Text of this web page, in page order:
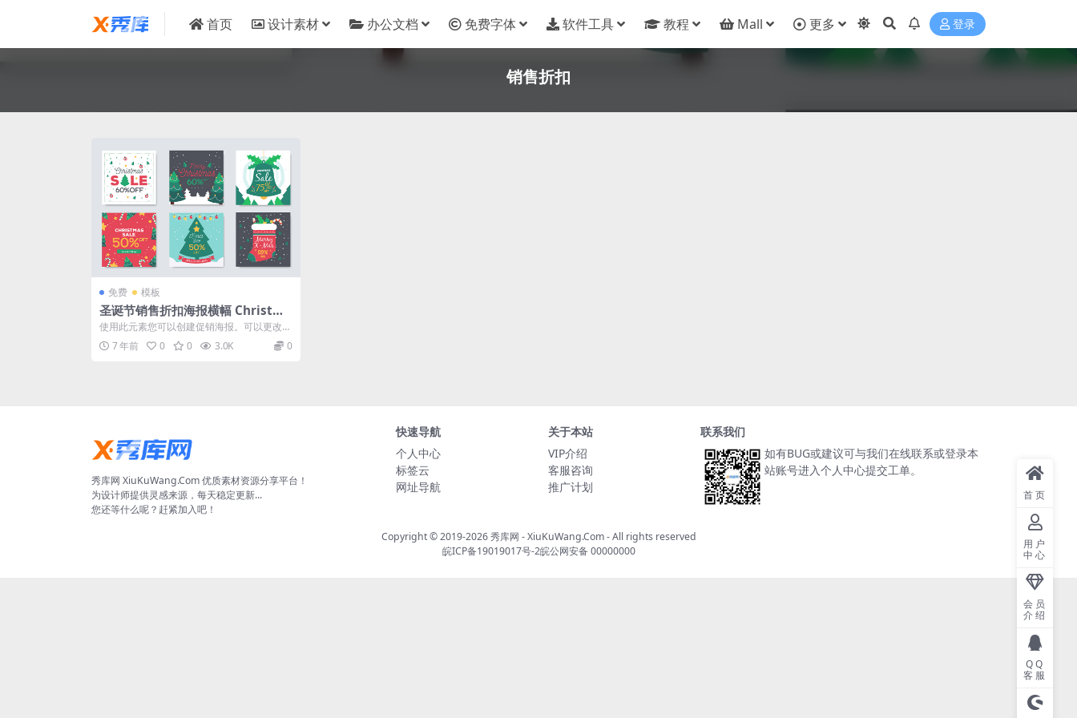
首页 设计素材 办公文档 免费字体 软件工具 教程 Mall 更多 登录
销售折扣
免费 模板
圣诞节销售折扣海报横幅 Christma
s Sales Discounts Banners
使用此元素您可以创建促销海报。可以更改插
图，重新着色，放大而不损失质量，所有文
件...7 年前 0 0 3.0K 0
秀库网 XiuKuWang.Com 优质素材资源分享平台！
为设计师提供灵感来源，每天稳定更新...
您还等什么呢？赶紧加入吧！
快速导航
个人中心
标签云
网址导航
关于本站
VIP介绍
客服咨询
推广计划
联系我们
如有BUG或建议可与我们在线联系或登录本
站账号进入个人中心提交工单。
Copyright © 2019-2026秀库网 - XiuKuWang.Com- All rights reserved
皖ICP备19019017号-2皖公网安备 00000000
首页
用户
中心
会员
介绍
QQ
客服